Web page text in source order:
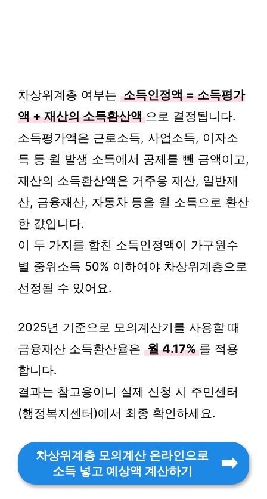
차상위계층 여부는 소득인정액 = 소득평가
액 + 재산의 소득환산액 으로 결정됩니다.
소득평가액은 근로소득, 사업소득, 이자소
득 등 월 발생 소득에서 공제를 뺀 금액이고,
재산의 소득환산액은 거주용 재산, 일반재
산, 금융재산, 자동차 등을 월 소득으로 환산
한 값입니다.
이 두 가지를 합친 소득인정액이 가구원수
별 중위소득 50% 이하여야 차상위계층으로
선정될 수 있어요.
2025년 기준으로 모의계산기를 사용할 때
금융재산 소득환산율은 월 4.17% 를 적용
합니다.
결과는 참고용이니 실제 신청 시 주민센터
(행정복지센터)에서 최종 확인하세요.
차상위계층 모의계산 온라인으로
소득 넣고 예상액 계산하기